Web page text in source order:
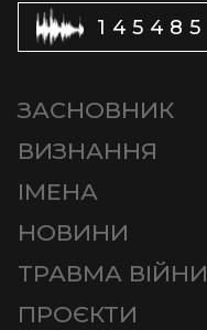
145485
ЗАСНОВНИК
ВИЗНАННЯ
ІМЕНА
НОВИНИ
ТРАВМА ВІЙНИ
ПРОЄКТИ